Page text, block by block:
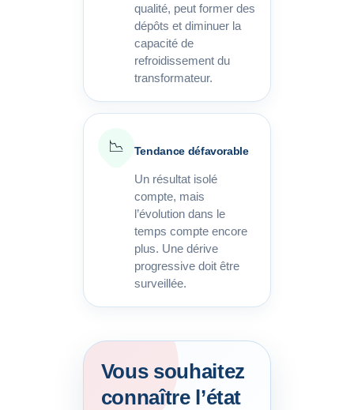
qualité, peut former des
dépôts et diminuer la
capacité de
refroidissement du
transformateur.
📉 Tendance défavorable
Un résultat isolé
compte, mais
l’évolution dans le
temps compte encore
plus. Une dérive
progressive doit être
surveillée.
Vous souhaitez
connaître l’état